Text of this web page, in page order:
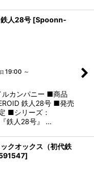
鉄人28号 [Spoonn-
日 19:00 ～
カンパニー ■商品
鉄人28号 ■発売
■シリーズ：
鉄人28号』 …
クオックス（初代鉄
]